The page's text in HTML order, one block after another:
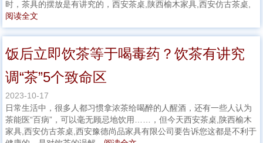
时，茶具的摆放是有讲究的，西安茶桌,陕西榆木家具,西安仿古茶桌,
阅读全文
饭后立即饮茶等于喝毒药？饮茶有讲究
调“茶”5个致命区
2023-10-17
日常生活中，很多人都习惯拿浓茶给喝醉的人醒酒，还有一些人认为
茶能医“百病”，可以毫无顾忌地饮用……，但今天西安茶桌,陕西榆木
家具,西安仿古茶桌,西安豫德尚品家具有限公司要告诉您这都是不利于